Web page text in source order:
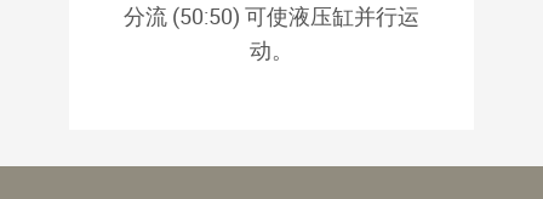
分流 (50:50) 可使液压缸并行运
动。